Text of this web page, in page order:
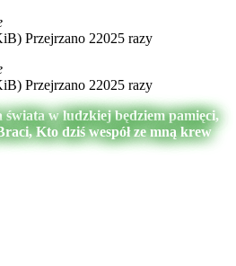
Przejrzano 22025 razy
Przejrzano 22025 razy
w ludzkiej będziem pamięci,
Kto dziś wespół ze mną krew